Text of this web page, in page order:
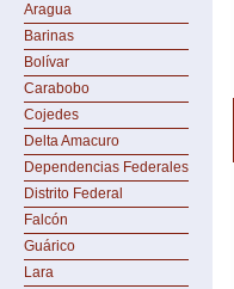
Aragua
Barinas
Bolívar
Carabobo
Cojedes
Delta Amacuro
Dependencias Federales
Distrito Federal
Falcón
Guárico
Lara